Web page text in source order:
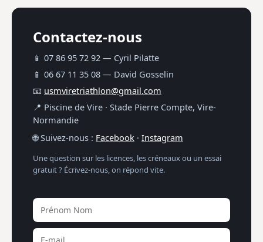
Contactez-nous
📱 07 86 95 72 92 — Cyril Pilatte
📱 06 67 11 35 08 — David Gosselin
📧 usmviretriathlon@gmail.com
📍 Piscine de Vire · Stade Pierre Compte, Vire-
Normandie
🌐 Suivez-nous : Facebook · Instagram
Une question sur les licences, les créneaux ou un essai
gratuit ? Écrivez-nous, on répond vite.